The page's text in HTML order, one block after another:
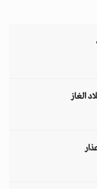
الغاز